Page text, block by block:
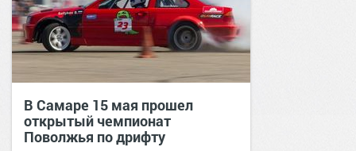
В Самаре 15 мая прошел
открытый чемпионат
Поволжья по дрифту